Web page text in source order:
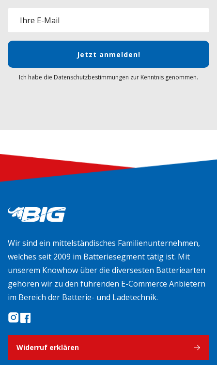
Ihre E-Mail
Jetzt anmelden!
Ich habe die Datenschutzbestimmungen zur Kenntnis genommen.
Wir sind ein mittelständisches Familienunternehmen,
welches seit 2009 im Batteriesegment tätig ist. Mit
unserem Knowhow über die diversesten Batteriearten
gehören wir zu den führenden E-Commerce Anbietern
im Bereich der Batterie- und Ladetechnik.
Widerruf erklären